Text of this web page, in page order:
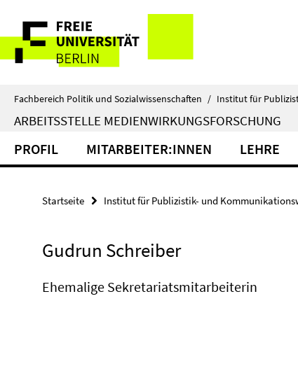
direkt
Inhalt
Service-
Navigation
Fachbereich Politik und Sozialwissenschaften / Institut für
ARBEITSSTELLE MEDIENWIRKUNGSFORSCHUNG
PROFIL MITARBEITER:INNEN LEHRE
Startseite Institut für Publizistik- und
Gudrun Schreiber
Ehemalige Sekretariatsmitarbeiterin